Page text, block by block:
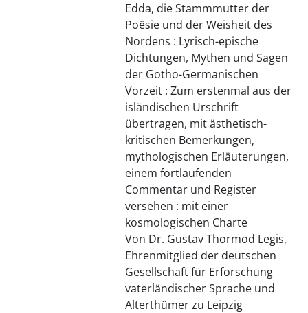
Edda, die Stammmutter der
Poësie und der Weisheit des
Nordens : Lyrisch-epische
Dichtungen, Mythen und Sagen
der Gotho-Germanischen
Vorzeit : Zum erstenmal aus der
isländischen Urschrift
übertragen, mit ästhetisch-
kritischen Bemerkungen,
mythologischen Erläuterungen,
einem fortlaufenden
Commentar und Register
versehen : mit einer
kosmologischen Charte
Von Dr. Gustav Thormod Legis,
Ehrenmitglied der deutschen
Gesellschaft für Erforschung
vaterländischer Sprache und
Alterthümer zu Leipzig